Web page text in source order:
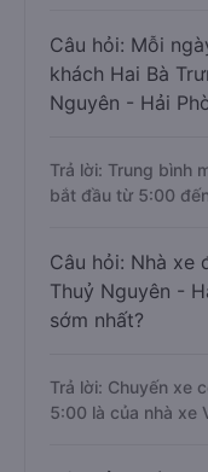
Câu hỏi: Mỗi
khách Hai Bà
Nguyên - Hải
Trả lời: Trung bình
bắt đầu từ 5:00
Câu hỏi: Nhà xe
Thuỷ Nguyên -
sớm nhất?
Trả lời: Chuyến xe
5:00 là của nhà xe